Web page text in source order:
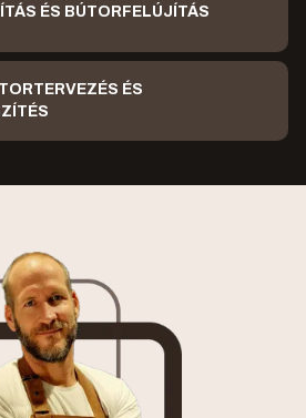
ÉS BÚTORFELÚJÍTÁS
ÉS